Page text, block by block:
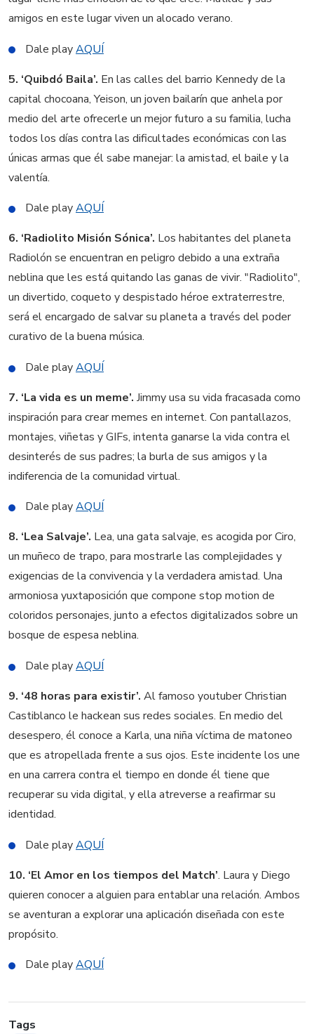
amigos en este lugar viven un alocado verano.
Dale playAQUÍ
5. ‘Quibdó Baila’. En las calles del barrio Kennedy de la
capital chocoana, Yeison, un joven bailarín que anhela por
medio del arte ofrecerle un mejor futuro a su familia, lucha
todos los días contra las dificultades económicas con las
únicas armas que él sabe manejar: la amistad, el baile y la
valentía.
Dale playAQUÍ
6. ‘Radiolito Misión Sónica’. Los habitantes del planeta
Radiolón se encuentran en peligro debido a una extraña
neblina que les está quitando las ganas de vivir. "Radiolito",
un divertido, coqueto y despistado héroe extraterrestre,
será el encargado de salvar su planeta a través del poder
curativo de la buena música.
Dale playAQUÍ
7. ‘La vida es un meme’. Jimmy usa su vida fracasada como
inspiración para crear memes en internet. Con pantallazos,
montajes, viñetas y GIFs, intenta ganarse la vida contra el
desinterés de sus padres; la burla de sus amigos y la
indiferencia de la comunidad virtual.
Dale playAQUÍ
8. ‘Lea Salvaje’. Lea, una gata salvaje, es acogida por Ciro,
un muñeco de trapo, para mostrarle las complejidades y
exigencias de la convivencia y la verdadera amistad. Una
armoniosa yuxtaposición que compone stop motion de
coloridos personajes, junto a efectos digitalizados sobre un
bosque de espesa neblina.
Dale playAQUÍ
9. ‘48 horas para existir’. Al famoso youtuber Christian
Castiblanco le hackean sus redes sociales. En medio del
desespero, él conoce a Karla, una niña víctima de matoneo
que es atropellada frente a sus ojos. Este incidente los une
en una carrera contra el tiempo en donde él tiene que
recuperar su vida digital, y ella atreverse a reafirmar su
identidad.
Dale playAQUÍ
10. ‘El Amor en los tiempos del Match’. Laura y Diego
quieren conocer a alguien para entablar una relación. Ambos
se aventuran a explorar una aplicación diseñada con este
propósito.
Dale playAQUÍ
Tags